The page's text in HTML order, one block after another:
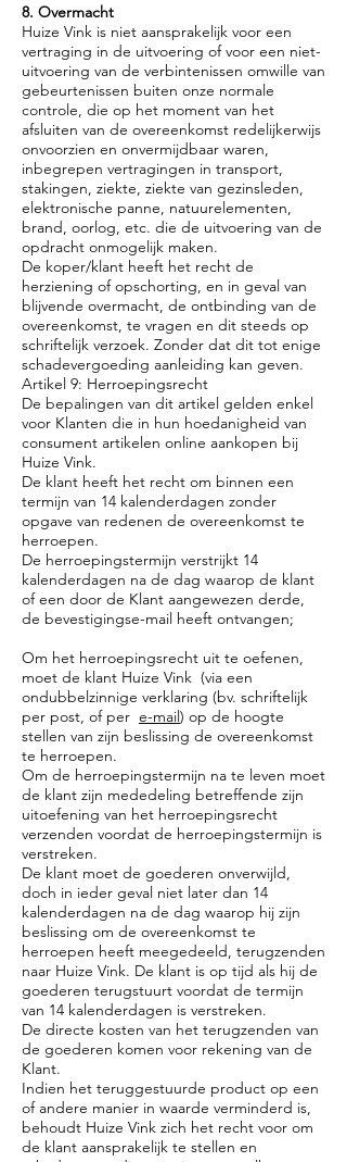
8. Overmacht
Huize Vink is niet aansprakelijk voor een
vertraging in de uitvoering of voor een niet-
uitvoering van de verbintenissen omwille van
gebeurtenissen buiten onze normale
controle, die op het moment van het
afsluiten van de overeenkomst redelijkerwijs
onvoorzien en onvermijdbaar waren,
inbegrepen vertragingen in transport,
stakingen, ziekte, ziekte van gezinsleden,
elektronische panne, natuurelementen,
brand, oorlog, etc. die de uitvoering van de
opdracht onmogelijk maken.
De koper/klant heeft het recht de
herziening of opschorting, en in geval van
blijvende overmacht, de ontbinding van de
overeenkomst, te vragen en dit steeds op
schriftelijk verzoek. Zonder dat dit tot enige
schadevergoeding aanleiding kan geven.
Artikel 9: Herroepingsrecht
De bepalingen van dit artikel gelden enkel
voor Klanten die in hun hoedanigheid van
consument artikelen online aankopen bij
Huize Vink.
De klant heeft het recht om binnen een
termijn van 14 kalenderdagen zonder
opgave van redenen de overeenkomst te
herroepen.
De herroepingstermijn verstrijkt 14
kalenderdagen na de dag waarop de klant
of een door de Klant aangewezen derde,
de bevestigingse-mail heeft ontvangen;
Om het herroepingsrecht uit te oefenen,
moet de klant Huize Vink (via een
ondubbelzinnige verklaring (bv. schriftelijk
per post, of per e-mail) op de hoogte
stellen van zijn beslissing de overeenkomst
te herroepen.
Om de herroepingstermijn na te leven moet
de klant zijn mededeling betreffende zijn
uitoefening van het herroepingsrecht
verzenden voordat de herroepingstermijn is
verstreken.
De klant moet de goederen onverwijld,
doch in ieder geval niet later dan 14
kalenderdagen na de dag waarop hij zijn
beslissing om de overeenkomst te
herroepen heeft meegedeeld, terugzenden
naar Huize Vink. De klant is op tijd als hij de
goederen terugstuurt voordat de termijn
van 14 kalenderdagen is verstreken.
De directe kosten van het terugzenden van
de goederen komen voor rekening van de
Klant.
Indien het teruggestuurde product op een
of andere manier in waarde verminderd is,
behoudt Huize Vink zich het recht voor om
de klant aansprakelijk te stellen en